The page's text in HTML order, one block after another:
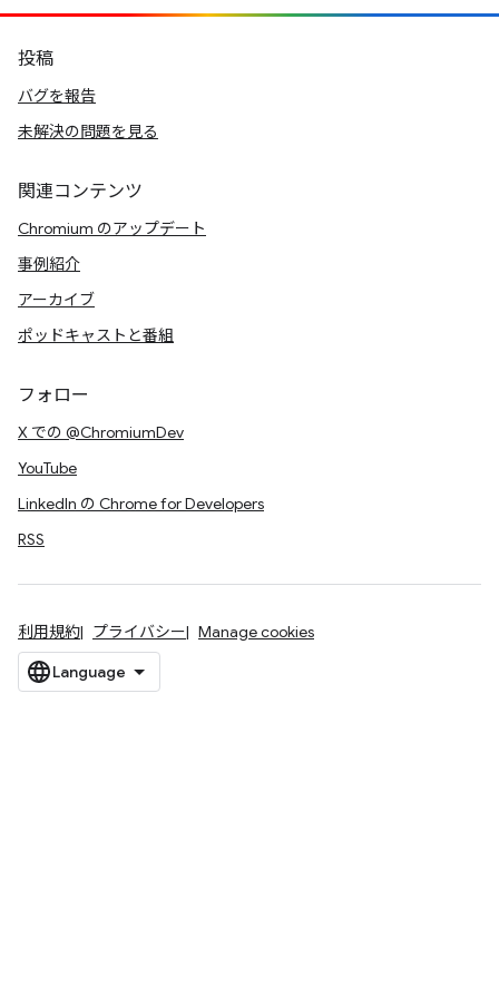
投稿
バグを報告
未解決の問題を見る
関連コンテンツ
Chromium のアップデート
事例紹介
アーカイブ
ポッドキャストと番組
フォロー
X での @ChromiumDev
YouTube
LinkedIn の Chrome for Developers
RSS
利用規約 プライバシー Manage cookies